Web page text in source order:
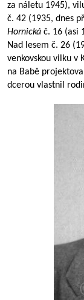
za náletu 1945),
č. 42 (1935, dnes
Hornická č. 16 (asi
Nad lesem č. 26
venkovskou vilku v
na Babě
dcerou vlastnil